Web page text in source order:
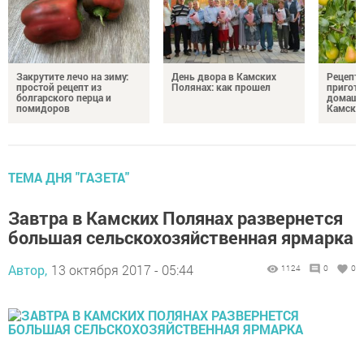
Закрутите лечо на зиму:
простой рецепт из
болгарского перца и
помидоров
День двора в Камских
Полянах: как прошел
ТЕМА ДНЯ "ГАЗЕТА"
Завтра в Камских Полянах развернется
большая сельскохозяйственная ярмарка
Автор, 13 октября 2017 - 05:44 1124 0 0